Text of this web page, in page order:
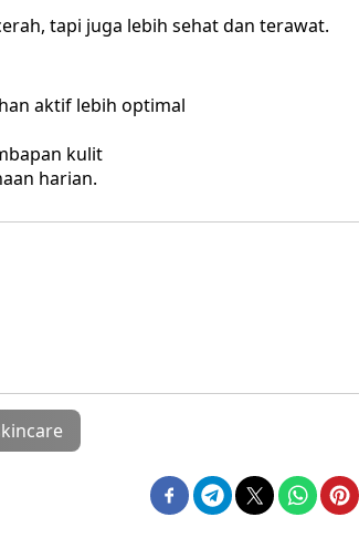
tapi juga lebih sehat dan terawat.
aktif lebih optimal
kulit
harian.